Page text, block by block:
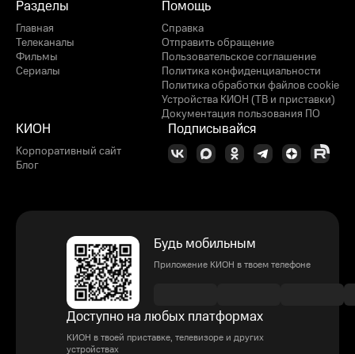
Разделы
Главная
Телеканалы
Фильмы
Сериалы
Помощь
Справка
Отправить обращение
Пользовательское соглашение
Политика конфиденциальности
Политика обработки файлов cookie
Устройства КИОН (ТВ и приставки)
Документация пользования ПО
КИОН
Корпоративный сайт
Блог
Подписывайся
Будь мобильным
Приложение КИОН в твоем телефоне
Доступно на любых платформах
КИОН в твоей приставке, телевизоре и других
устройствах